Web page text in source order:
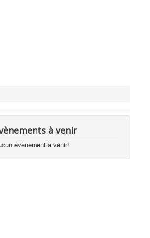
à venir
évènement à venir!